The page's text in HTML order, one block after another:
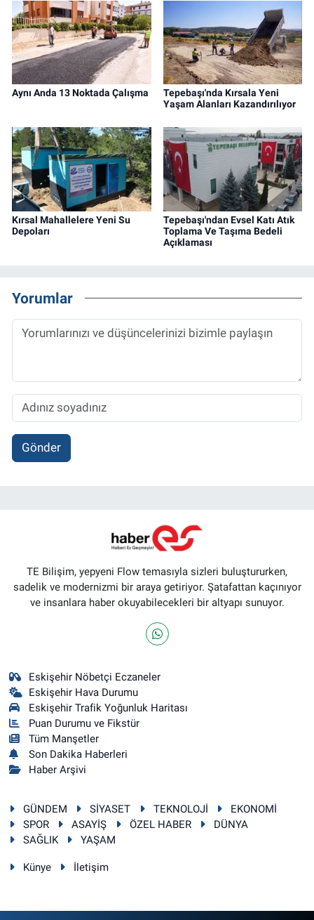
Aynı Anda 13 Noktada Çalışma
Tepebaşı'nda Kırsala Yeni
Yaşam Alanları Kazandırılıyor
Kırsal Mahallelere Yeni Su
Depoları
Tepebaşı'ndan Evsel Katı Atık
Toplama Ve Taşıma Bedeli
Açıklaması
Yorumlar
Gönder
TE Bilişim, yepyeni Flow temasıyla sizleri buluştururken,
sadelik ve modernizmi bir araya getiriyor. Şatafattan kaçınıyor
ve insanlara haber okuyabilecekleri bir altyapı sunuyor.
Eskişehir Nöbetçi Eczaneler
Eskişehir Hava Durumu
Eskişehir Trafik Yoğunluk Haritası
Puan Durumu ve Fikstür
Tüm Manşetler
Son Dakika Haberleri
Haber Arşivi
GÜNDEM SİYASET TEKNOLOJİ
EKONOMİ
SPOR
ASAYİŞ ÖZEL HABER
DÜNYA
SAĞLIK
YAŞAM
Künye İletişim